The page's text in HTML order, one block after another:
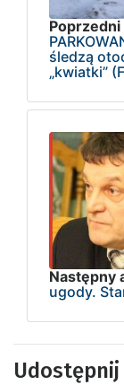
Poprzedni
śledzą
„kwiatki”
Następny
ugody.